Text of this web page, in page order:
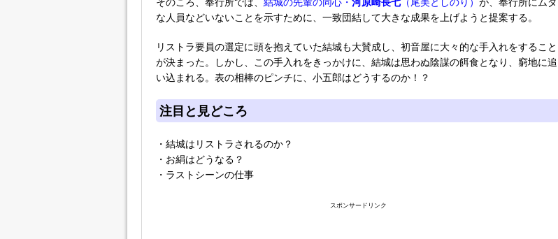
な人員などいないことを示すために、一致団結して大きな成果を上げようと提案する。
リストラ要員の選定に頭を抱えていた結城も大賛成し、初音屋に大々的な手入れをすること
が決まった。しかし、この手入れをきっかけに、結城は思わぬ陰謀の餌食となり、窮地に追
い込まれる。表の相棒のピンチに、小五郎はどうするのか！？
注目と見どころ
・結城はリストラされるのか？
・お絹はどうなる？
・ラストシーンの仕事
スポンサードリンク